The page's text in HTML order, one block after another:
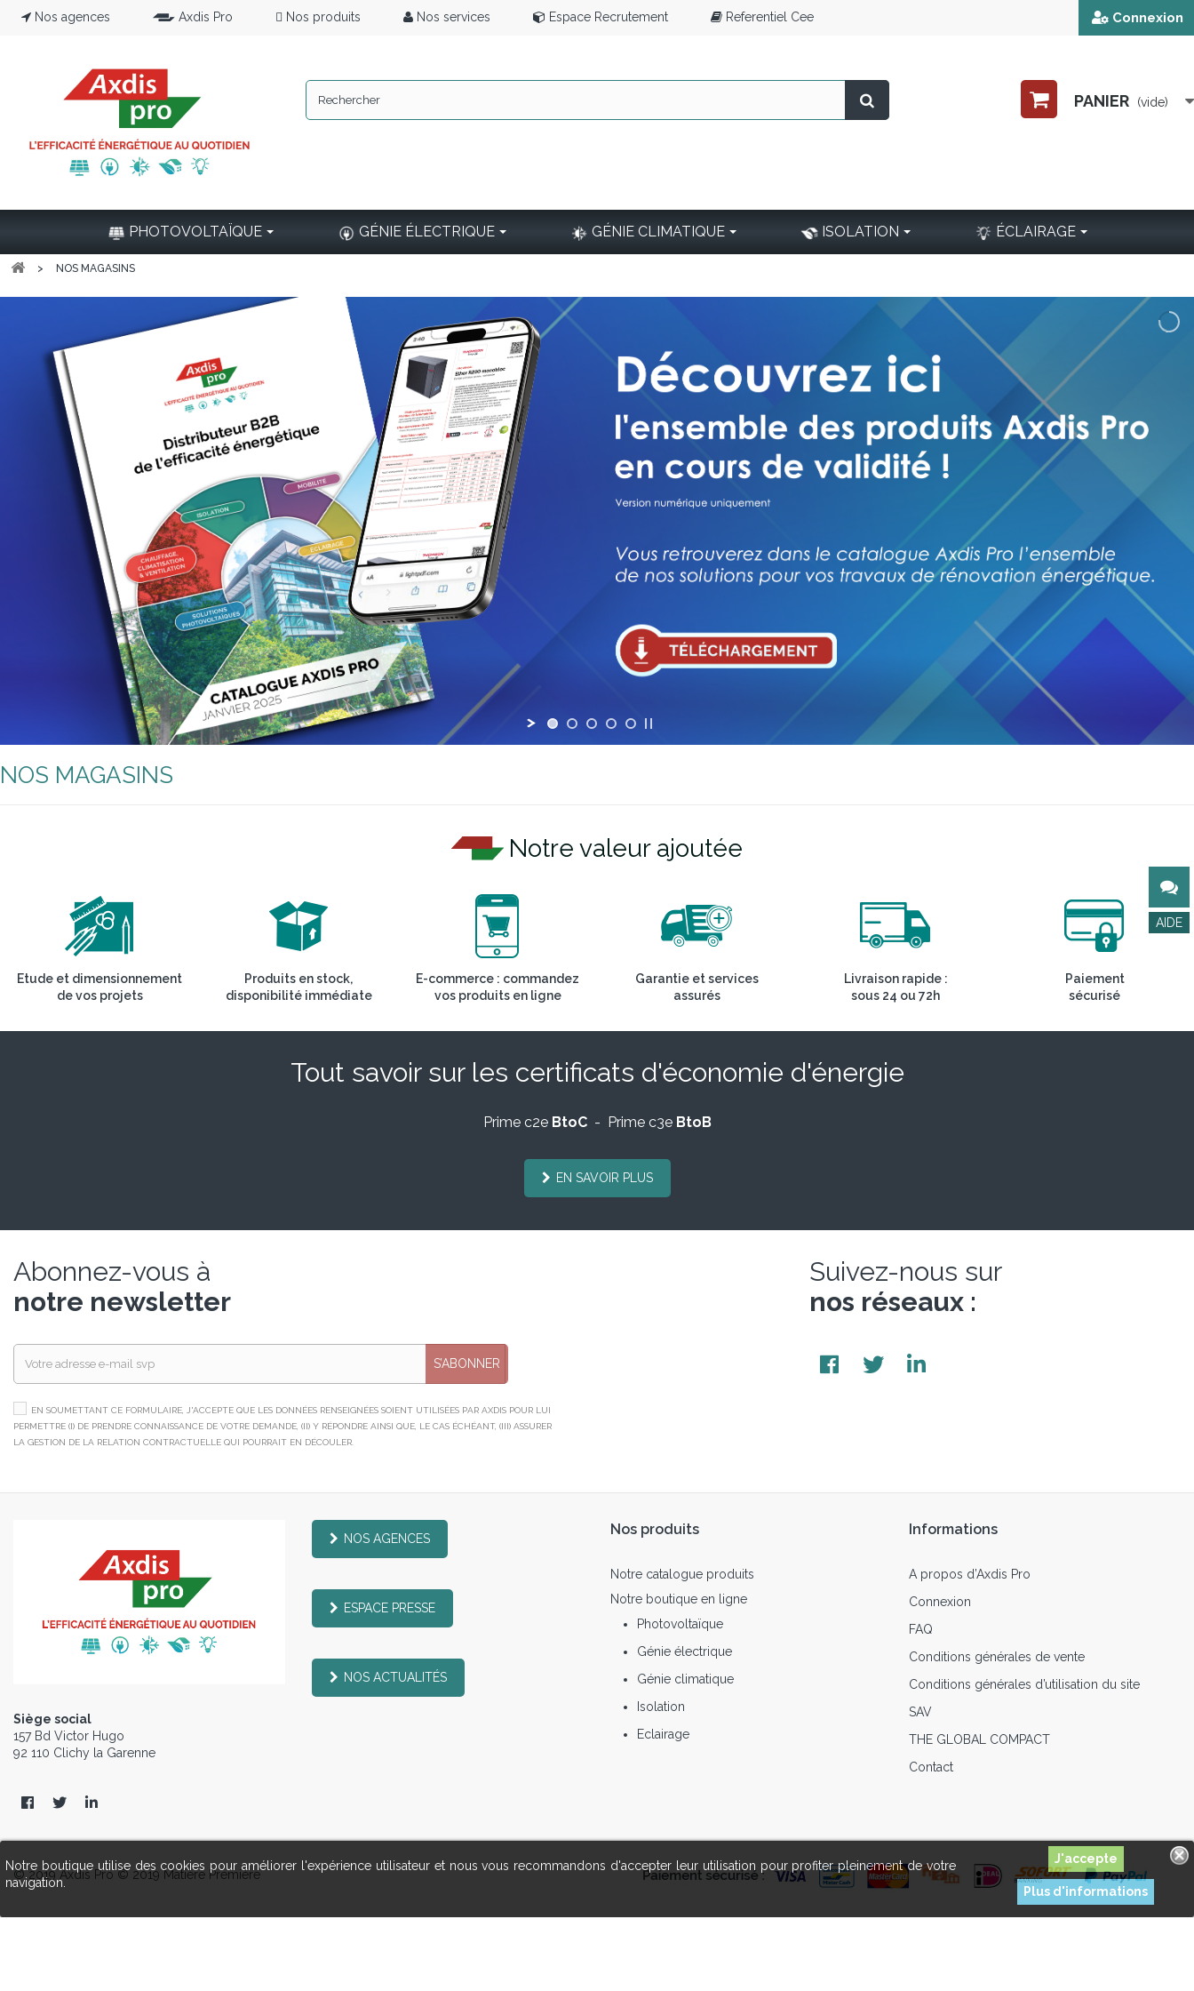
Nos agences Axdis Pro Nos produits Nos services Espace Recrutement Referentiel Cee Connexion
PANIER (vide)
PHOTOVOLTAÏQUE GÉNIE ÉLECTRIQUE GÉNIE CLIMATIQUE ISOLATION ÉCLAIRAGE
Notre boutique utilise des cookies pour améliorer l'expérience utilisateur et nous vous recommandons d'accepter leur utilisation pour profiter pleinement de votre
navigation.
Plus d'informations
> NOS MAGASINS
NOS MAGASINS
Notre valeur ajoutée
Etude et dimensionnement
de vos projets
Produits en stock,
disponibilité immédiate
E-commerce : commandez
vos produits en ligne
Garantie et services
assurés
Livraison rapide :
sous 24 ou 72h
Paiement
sécurisé
Tout savoir sur les certificats d'économie d'énergie
Prime c2e BtoC- Prime c3e BtoB
EN SAVOIR PLUS
Abonnez-vous à
notre newsletter
S’ABONNER
EN SOUMETTANT CE FORMULAIRE, J'ACCEPTE QUE LES DONNÉES RENSEIGNÉES SOIENT UTILISÉES PAR AXDIS POUR LUI
PERMETTRE (I) DE PRENDRE CONNAISSANCE DE VOTRE DEMANDE, (II) Y RÉPONDRE AINSI QUE, LE CAS ÉCHÉANT, (III) ASSURER
LA GESTION DE LA RELATION CONTRACTUELLE QUI POURRAIT EN DÉCOULER.
Suivez-nous sur
nos réseaux :
Siège social
157 Bd Victor Hugo
92 110 Clichy la Garenne
NOS AGENCES
ESPACE PRESSE
NOS ACTUALITÉS
Nos produits
Notre catalogue produits
Notre boutique en ligne
Photovoltaïque
Génie électrique
Génie climatique
Isolation
Eclairage
Informations
A propos d’Axdis Pro
Connexion
FAQ
Conditions générales de vente
Conditions générales d’utilisation du site
SAV
THE GLOBAL COMPACT
Contact
© 2019 Axdis Pro © 2019 Matière Première